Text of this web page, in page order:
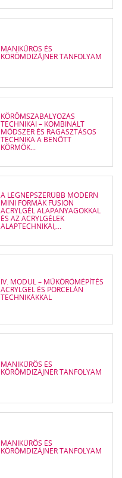
MANIKŰRÖS ÉS
KÖRÖMDIZÁJNER TANFOLYAM
KÖRÖMSZABÁLYOZÁS
TECHNIKÁI – KOMBINÁLT
MÓDSZER ÉS RAGASZTÁSOS
TECHNIKA A BENŐTT
KÖRMÖK...
A LEGNÉPSZERŰBB MODERN
MINI FORMÁK FUSION
ACRYLGÉL ALAPANYAGOKKAL
ÉS AZ ACRYLGÉLEK
ALAPTECHNIKÁI,...
IV. MODUL – MŰKÖRÖMÉPÍTÉS
ACRYLGEL ÉS PORCELÁN
TECHNIKÁKKAL
MANIKŰRÖS ÉS
KÖRÖMDIZÁJNER TANFOLYAM
MANIKŰRÖS ÉS
KÖRÖMDIZÁJNER TANFOLYAM